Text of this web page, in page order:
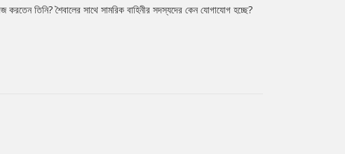
তিনি? শৈবালের সাথে সামরিক বাহিনীর সদস্যদের কেন যোগাযোগ হচ্ছে?